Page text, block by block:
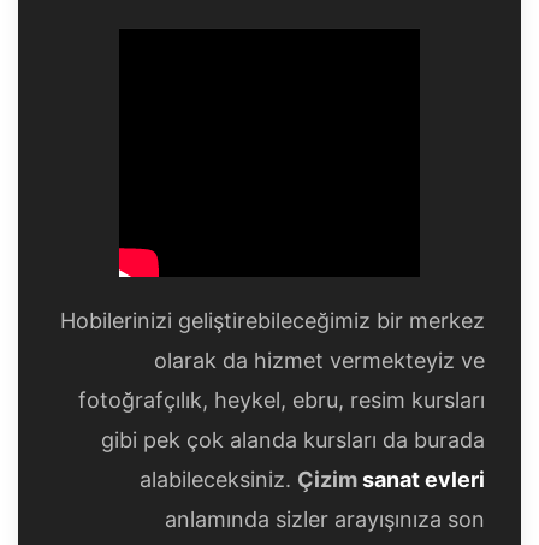
Hobilerinizi geliştirebileceğimiz bir merkez
olarak da hizmet vermekteyiz ve
fotoğrafçılık, heykel, ebru, resim kursları
gibi pek çok alanda kursları da burada
alabileceksiniz. Çizimsanat evleri
anlamında sizler arayışınıza son